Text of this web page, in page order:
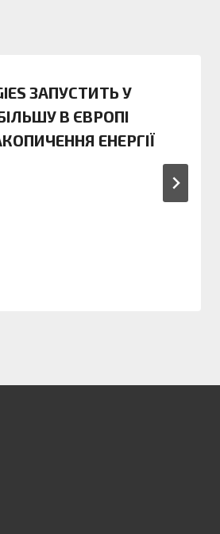
ЗАПУСТИТЬ У
В ЄВРОПІ
ЕНЕРГІЇ